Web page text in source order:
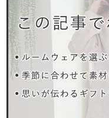
ガ
売れ筋ランキング
- Item Ranking -
売れ筋ランキング
- Item Ranking -
目的別で
すべてのメン
ズ
パジャマ
前開
上着単品